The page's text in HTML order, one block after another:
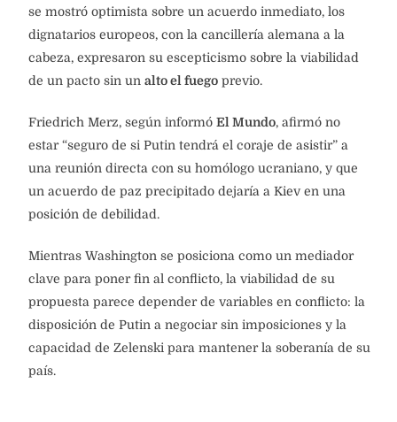
se mostró optimista sobre un acuerdo inmediato, los
dignatarios europeos, con la cancillería alemana a la
cabeza, expresaron su escepticismo sobre la viabilidad
de un pacto sin un alto el fuego previo.
Friedrich Merz, según informó El Mundo, afirmó no
estar “seguro de si Putin tendrá el coraje de asistir” a
una reunión directa con su homólogo ucraniano, y que
un acuerdo de paz precipitado dejaría a Kiev en una
posición de debilidad.
Mientras Washington se posiciona como un mediador
clave para poner fin al conflicto, la viabilidad de su
propuesta parece depender de variables en conflicto: la
disposición de Putin a negociar sin imposiciones y la
capacidad de Zelenski para mantener la soberanía de su
país.